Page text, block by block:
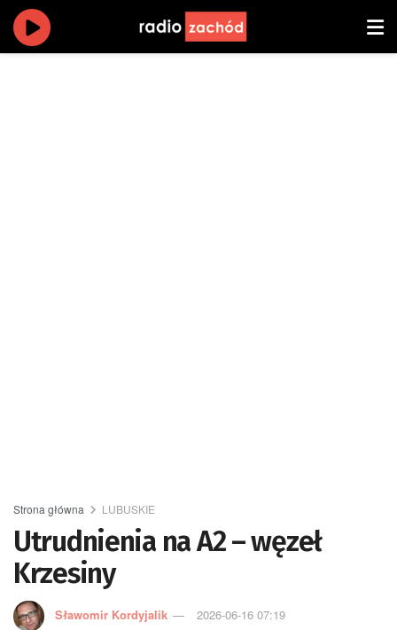
Strona główna LUBUSKIE
Utrudnienia na A2 – węzeł
Krzesiny
Sławomir Kordyjalik 2026-06-16 07:19